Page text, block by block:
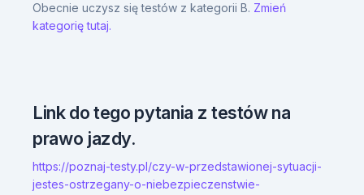
Obecnie uczysz się testów z kategorii B. Zmień
kategorię tutaj.
Link do tego pytania z testów na
prawo jazdy.
https://poznaj-testy.pl/czy-w-przedstawionej-sytuacji-
jestes-ostrzegany-o-niebezpieczenstwie-